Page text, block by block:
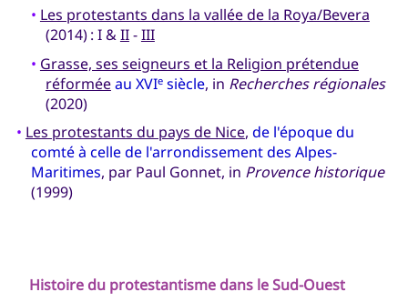
• Les protestants dans la vallée de la Roya/Bevera
(2014) : I &II-III
• Grasse, ses seigneurs et la Religion prétendue
réforméeau XVIesiècle, in Recherches régionales
(2020)
• Les protestants du pays de Nice, de l'époque du
comté à celle de l'arrondissement des Alpes-
Maritimes, par Paul Gonnet, in Provence historique
(1999)
Histoire du protestantisme dans le Sud-Ouest